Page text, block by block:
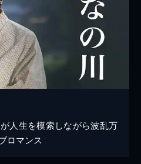
人生を模索しながら波乱万
ロマンス